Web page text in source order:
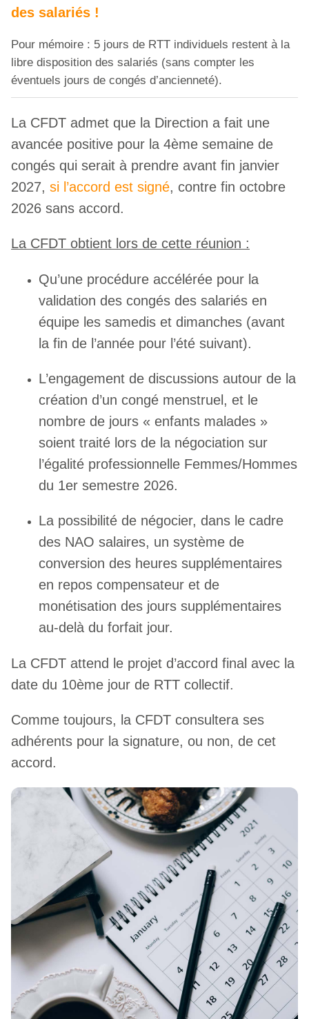
des salariés !
Pour mémoire : 5 jours de RTT individuels restent à la
libre disposition des salariés (sans compter les
éventuels jours de congés d’ancienneté).
La CFDT admet que la Direction a fait une
avancée positive pour la 4ème semaine de
congés qui serait à prendre avant fin janvier
2027, si l’accord est signé, contre fin octobre
2026 sans accord.
La CFDT obtient lors de cette réunion :
Qu’une procédure accélérée pour la
validation des congés des salariés en
équipe les samedis et dimanches (avant
la fin de l’année pour l’été suivant).
L’engagement de discussions autour de la
création d’un congé menstruel, et le
nombre de jours « enfants malades »
soient traité lors de la négociation sur
l’égalité professionnelle Femmes/Hommes
du 1er semestre 2026.
La possibilité de négocier, dans le cadre
des NAO salaires, un système de
conversion des heures supplémentaires
en repos compensateur et de
monétisation des jours supplémentaires
au-delà du forfait jour.
La CFDT attend le projet d’accord final avec la
date du 10ème jour de RTT collectif.
Comme toujours, la CFDT consultera ses
adhérents pour la signature, ou non, de cet
accord.